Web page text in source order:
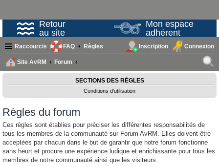
Retour
au site
Mon espace
adhérent
Raccourcis FAQ Règles Connexion
Inscription
Site AvRM
Forum
ech
erc
her
SECTIONS DES RÈGLES
Conditions d'utilisation
Règles du forum
Ces règles sont établies pour préciser les différentes responsabilités de
tous les membres de la communauté sur Forum AvRM. Elles doivent être
acceptées par chacun dans le but de garantir que notre forum fonctionne
sans heurt et procure une expérience ludique et enrichissante pour tous les
membres de notre communauté ainsi que les visiteurs.